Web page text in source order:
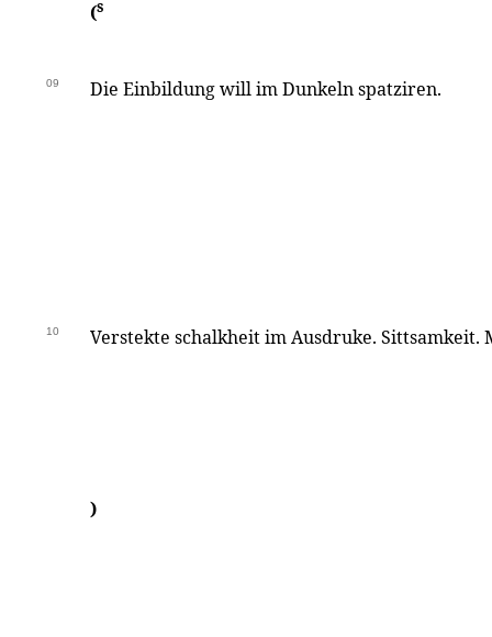
(s
09 Die Einbildung will im Dunkeln spatziren.
10 Verstekte schalkheit im Ausdruke. Sittsamkeit.
)